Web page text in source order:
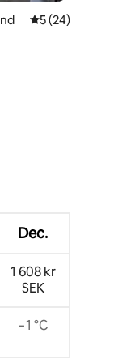
5 av 5 i
5 (24)
Dec.
1 608 kr
SEK
−1 °C